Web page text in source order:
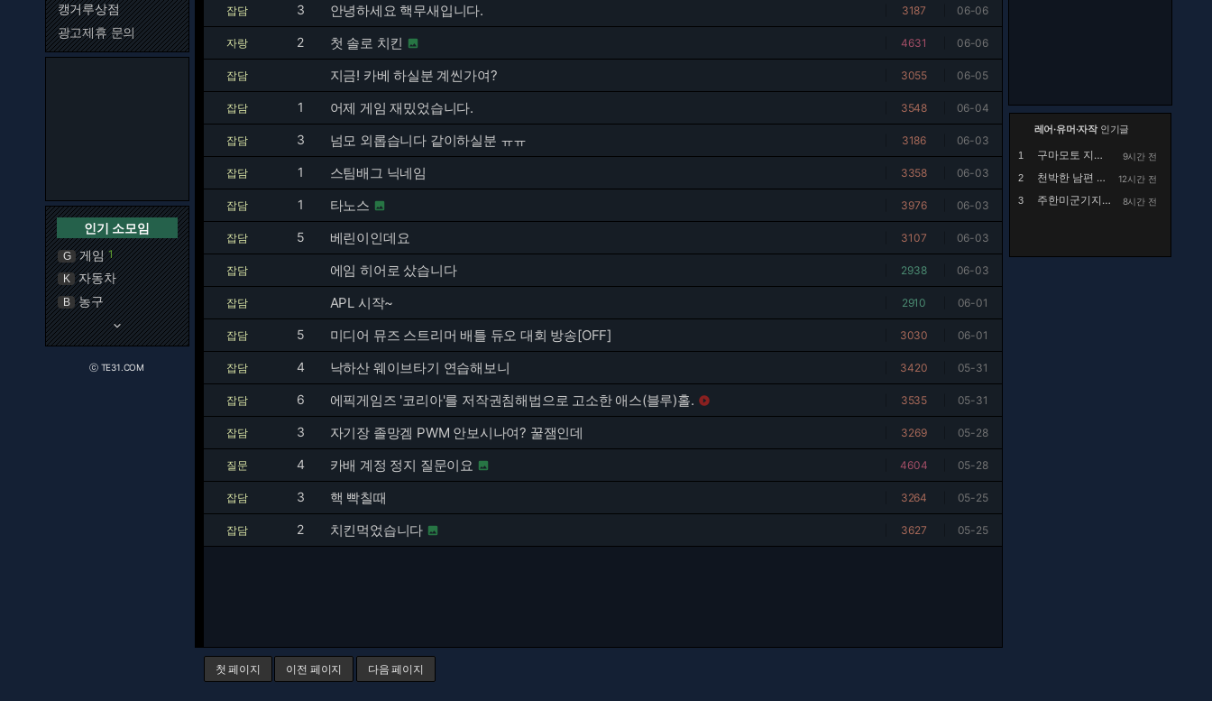
캥거루상점
광고제휴 문의
인기 소모임
G 게임 1
K 자동차
B 농구
keyboard_arrow_down
ⓒ TE31.COM
잡담 3 안녕하세요 핵무새입니다. 3187 06-06
자랑 2 첫 솔로 치킨  4631 06-06
잡담 지금! 카베 하실분 계씬가여? 3055 06-05
잡담 1 어제 게임 재밌었습니다. 3548 06-04
잡담 3 넘모 외롭습니다 같이하실분 ㅠㅠ 3186 06-03
잡담 1 스팀배그 닉네임 3358 06-03
잡담 1 타노스  3976 06-03
잡담 5 베린이인데요 3107 06-03
잡담 에임 히어로 샀습니다 2938 06-03
잡담 APL 시작~ 2910 06-01
잡담 5 미디어 뮤즈 스트리머 배틀 듀오 대회 방송[OFF] 3030 06-01
잡담 4 낙하산 웨이브타기 연습해보니 3420 05-31
잡담 6 에픽게임즈 '코리아'를 저작권침해법으로 고소한 애스(블루)홀.  3535 05-31
잡담 3 자기장 졸망겜 PWM 안보시나여? 꿀잼인데 3269 05-28
질문 4 카배 계정 정지 질문이요  4604 05-28
잡담 3 핵 빡칠때 3264 05-25
잡담 2 치킨먹었습니다  3627 05-25
첫 페이지 이전 페이지 다음 페이지
레어·유머·자작인기글
1 구마모토 지진 당시 병원 수술실
9시간 전
2
천박한 남편 때문에 고민
12시간 전
3
주한미군기지 침입하다 체포당한 대진연 의외의 정체 8시간 전